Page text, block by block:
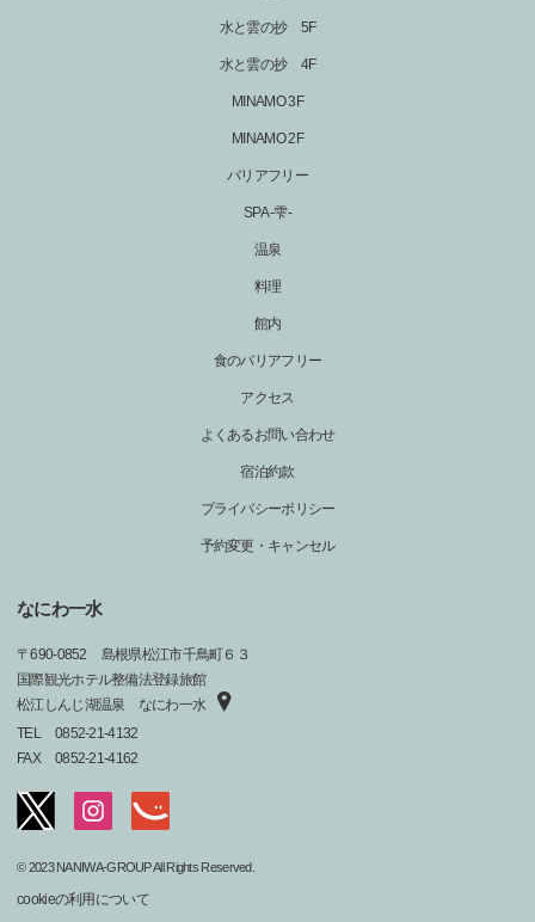
水と雲の抄 5F
水と雲の抄 4F
MINAMO 3F
MINAMO 2F
バリアフリー
SPA -雫-
温泉
料理
館内
食のバリアフリー
アクセス
よくあるお問い合わせ
宿泊約款
プライバシーポリシー
予約変更・キャンセル
なにわ一水
〒690-0852
島根県松江市千鳥町６３
国際観光ホテル整備法登録旅館
松江しんじ湖温泉 なにわ一水
TEL
0852-21-4132
FAX
0852-21-4162
© 2023 NANIWA-GROUP All Rights Reserved.
cookieの利用について